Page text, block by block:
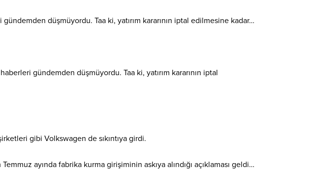
gündemden düşmüyordu. Taa ki, yatırım kararının iptal edilmesine kadar…
gündemden düşmüyordu. Taa ki, yatırım kararının iptal
gibi Volkswagen de sıkıntıya girdi.
ayında fabrika kurma girişiminin askıya alındığı açıklaması geldi…